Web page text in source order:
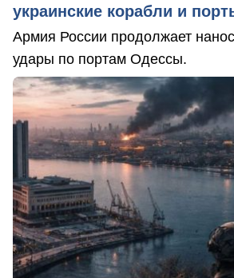
украинские корабли и
Армия России продолжает
удары по портам Одессы.